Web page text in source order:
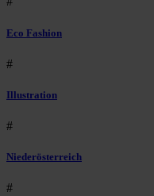
Eco Fashion
#
Illustration
#
Niederösterreich
#